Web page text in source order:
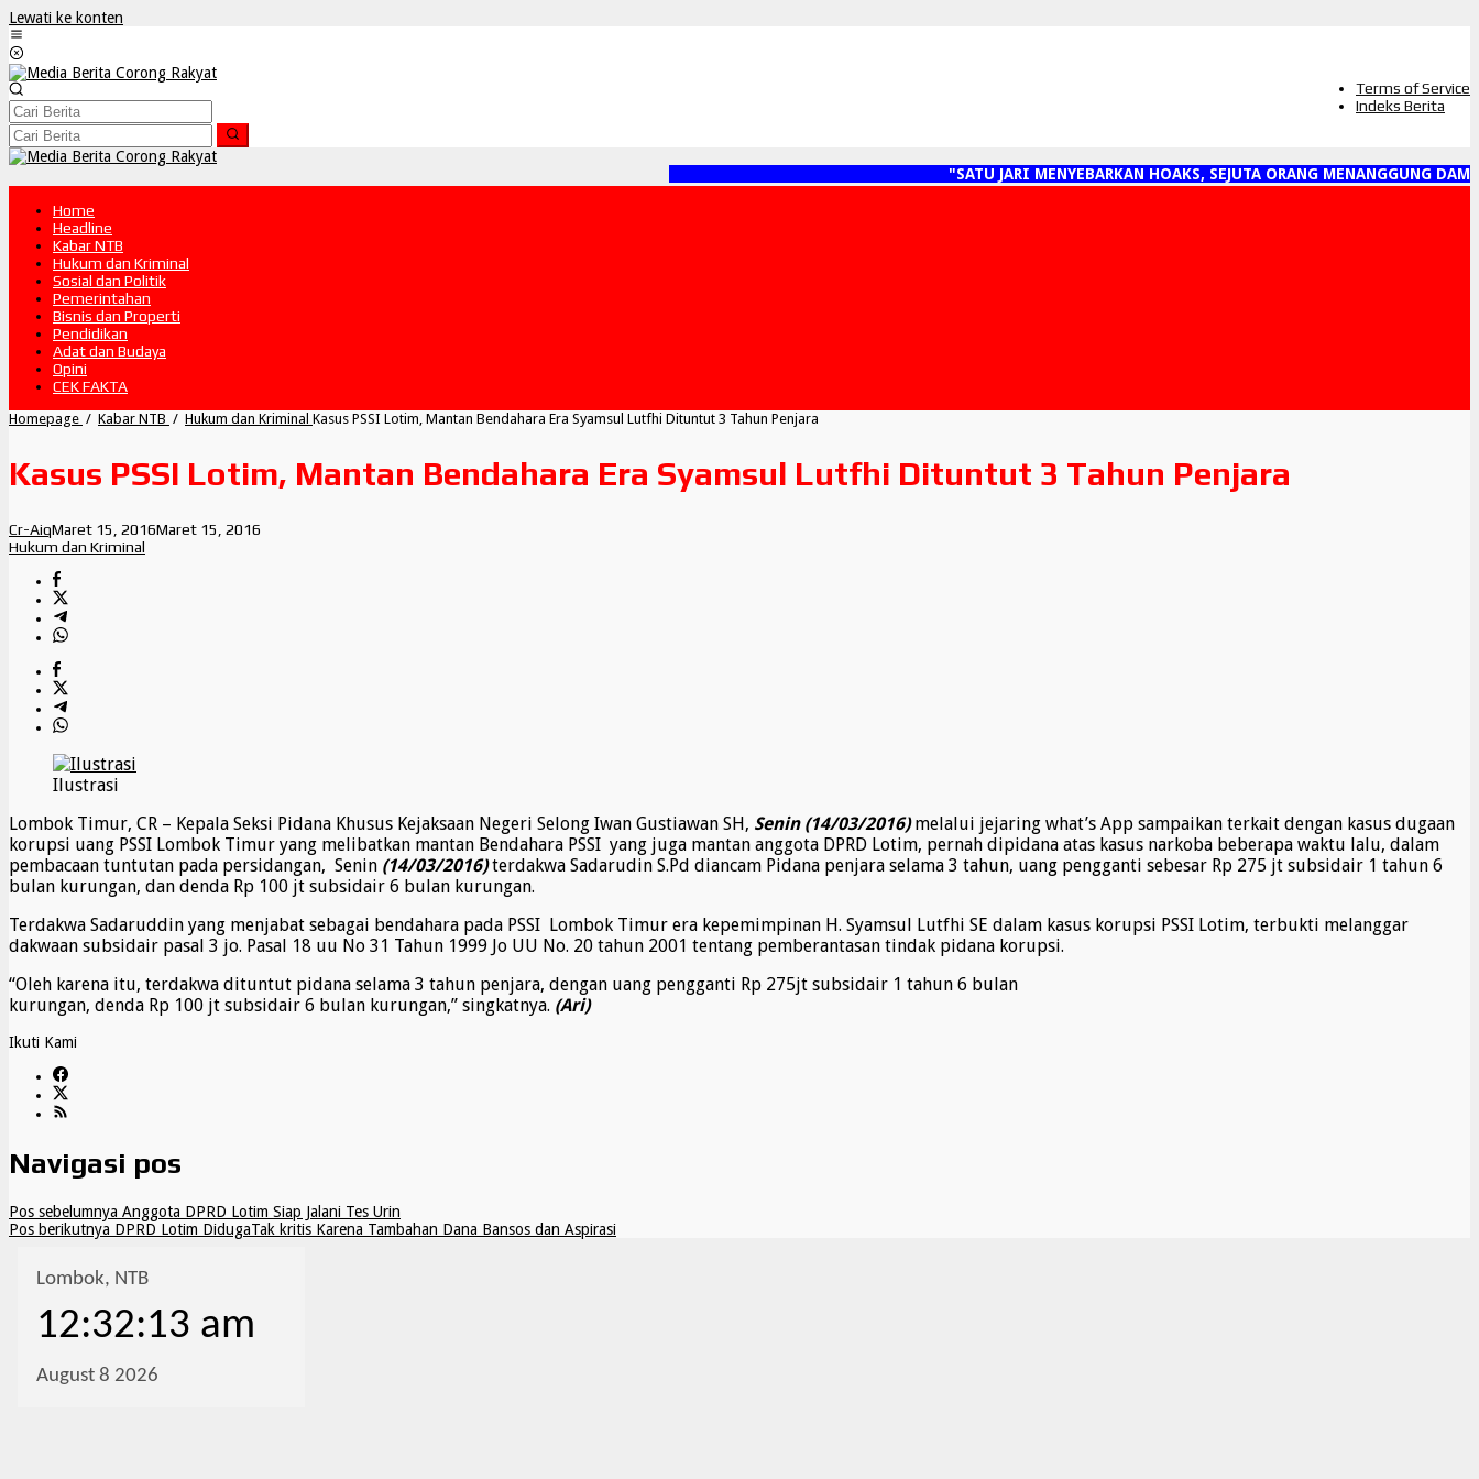
Lewati ke konten
Terms of Service
Indeks Berita
"SATU JARI MENYEBARKAN HOAKS, SEJUTA ORANG MENANGGUNG
Home
Headline
Kabar NTB
Hukum dan Kriminal
Sosial dan Politik
Pemerintahan
Bisnis dan Properti
Pendidikan
Adat dan Budaya
Opini
CEK FAKTA
Homepage / Kabar NTB / Hukum dan Kriminal Kasus PSSI Lotim, Mantan Bendahara Era Syamsul Lutfhi Dituntut 3 Tahun Penjara
Kasus PSSI Lotim, Mantan Bendahara Era Syamsul Lutfhi Dituntut 3 Tahun Penjara
Cr-AiqMaret 15, 2016Maret 15, 2016
Hukum dan Kriminal
Ilustrasi
Lombok Timur, CR – Kepala Seksi Pidana Khusus Kejaksaan Negeri Selong Iwan Gustiawan SH, Senin (14/03/2016)melalui jejaring what’s App sampaikan terkait dengan kasus dugaan
korupsi uang PSSI Lombok Timur yang melibatkan mantan Bendahara PSSI yang juga mantan anggota DPRD Lotim, pernah dipidana atas kasus narkoba beberapa waktu lalu, dalam
pembacaan tuntutan pada persidangan, Senin (14/03/2016)terdakwa Sadarudin S.Pd diancam Pidana penjara selama 3 tahun, uang pengganti sebesar Rp 275 jt subsidair 1 tahun 6
bulan kurungan, dan denda Rp 100 jt subsidair 6 bulan kurungan.
Terdakwa Sadaruddin yang menjabat sebagai bendahara pada PSSI Lombok Timur era kepemimpinan H. Syamsul Lutfhi SE dalam kasus korupsi PSSI Lotim, terbukti melanggar
dakwaan subsidair pasal 3 jo. Pasal 18 uu No 31 Tahun 1999 Jo UU No. 20 tahun 2001 tentang pemberantasan tindak pidana korupsi.
“Oleh karena itu, terdakwa dituntut pidana selama 3 tahun penjara, dengan uang pengganti Rp 275jt subsidair 1 tahun 6 bulan
kurungan, denda Rp 100 jt subsidair 6 bulan kurungan,” singkatnya. (Ari)
Ikuti Kami
Navigasi pos
Pos sebelumnya Anggota DPRD Lotim Siap Jalani Tes Urin
Pos berikutnya DPRD Lotim DidugaTak kritis Karena Tambahan Dana Bansos dan Aspirasi